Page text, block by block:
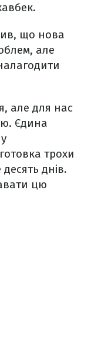
що нова
але
але для нас
Єдина
трохи
днів.
цю